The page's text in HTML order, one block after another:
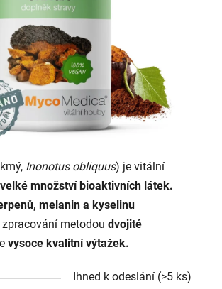
Inonotus obliquus) je vitální
množství bioaktivních látek.
melanin a kyselinu
zpracování metodou dvojité
vysoce kvalitní výtažek.
Ihned k odeslání (>5 ks)